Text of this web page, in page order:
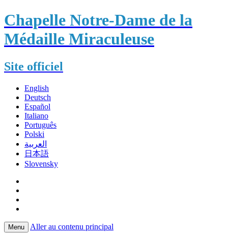
Chapelle Notre-Dame de la
Médaille Miraculeuse
Site officiel
English
Deutsch
Español
Italiano
Português
Polski
العربية
日本語
Slovensky
Menu Aller au contenu principal